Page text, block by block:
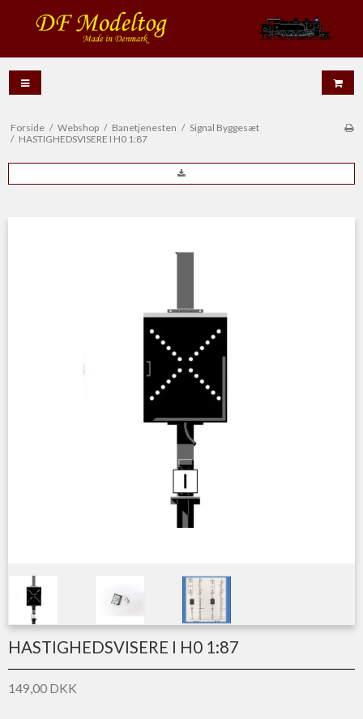
Forside / Webshop / Banetjenesten / Signal Byggesæt
/ HASTIGHEDSVISERE I H0 1:87
HASTIGHEDSVISERE I H0 1:87
149,00 DKK